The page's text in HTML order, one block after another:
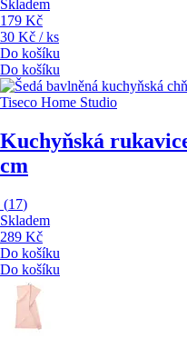
Skladem
179 Kč
30 Kč / ks
Do košíku
Do košíku
Tiseco Home Studio
Kuchyňská
cm
(17)
Skladem
289 Kč
Do košíku
Do košíku